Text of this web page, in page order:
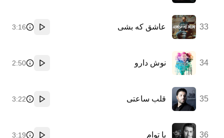
33 عاشق که بشی
پخش
3:16
34 نوش دارو
پخش
2:50
35 قلب ساعتی
پخش
3:22
36 با توام 3:19